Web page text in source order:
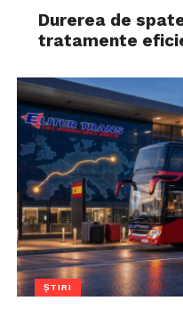
Durerea de
tratamente
ȘTIRI